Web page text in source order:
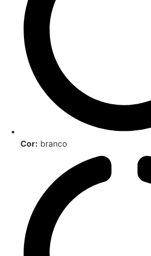
Cor: branco